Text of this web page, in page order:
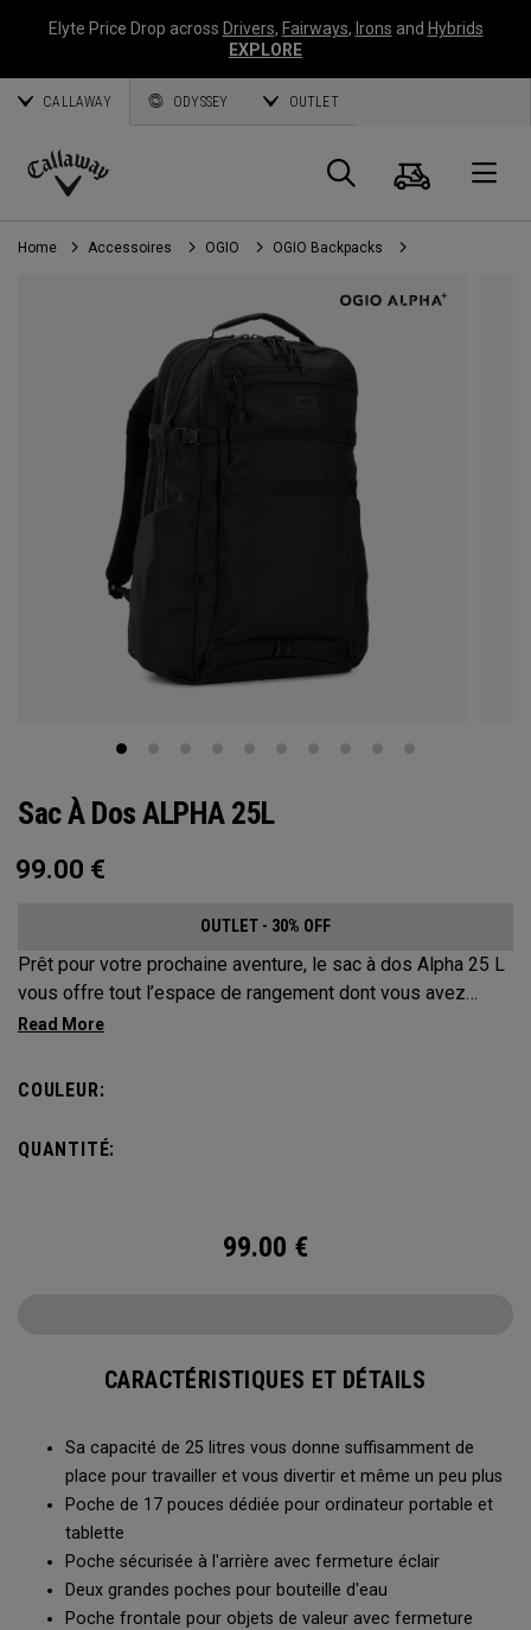
Elyte Price Drop across Drivers, Fairways, Irons and Hybrids
EXPLORE
CALLAWAY ODYSSEY OUTLET
Callaway
Golf
Panier
Home Accessoires OGIO OGIO Backpacks
Sac À Dos ALPHA 25L
99.00 €
OUTLET - 30% OFF
Prêt pour votre prochaine aventure, le sac à dos Alpha 25 L
vous offre tout l’espace de rangement dont vous avez
besoin sans compromettre votre style. Doté d’un
bouteille d’eau et d’une poche avant pour ranger vos
échapper le temps d’un week-end.
COULEUR:
QUANTITÉ:
99.00 €
CARACTÉRISTIQUES ET DÉTAILS
Sa capacité de 25 litres vous donne suffisamment de
place pour travailler et vous divertir et même un peu plus
Poche de 17 pouces dédiée pour ordinateur portable et
tablette
Poche sécurisée à l'arrière avec fermeture éclair
Deux grandes poches pour bouteille d'eau
Poche frontale pour objets de valeur avec fermeture